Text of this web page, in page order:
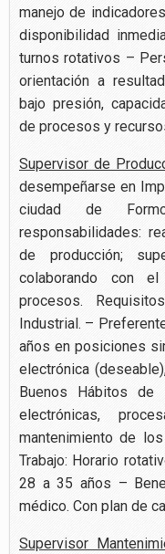
manejo de
disponibilidad
turnos rotativos –
orientación a
bajo presión,
de procesos y
Supervisor de
desempeñarse en
ciudad de
responsabilidades:
de producción;
colaborando con
procesos.
Industrial. –
años en posiciones
electrónica
Buenos Hábitos de
electrónicas,
mantenimiento de
Trabajo: Horario
28 a 35 años –
médico. Con plan de
Supervisor